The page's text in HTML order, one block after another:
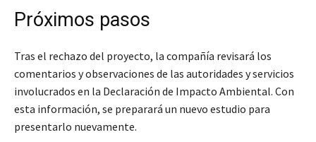
Próximos pasos
Tras el rechazo del proyecto, la compañía revisará los
comentarios y observaciones de las autoridades y servicios
involucrados en la Declaración de Impacto Ambiental. Con
esta información, se preparará un nuevo estudio para
presentarlo nuevamente.